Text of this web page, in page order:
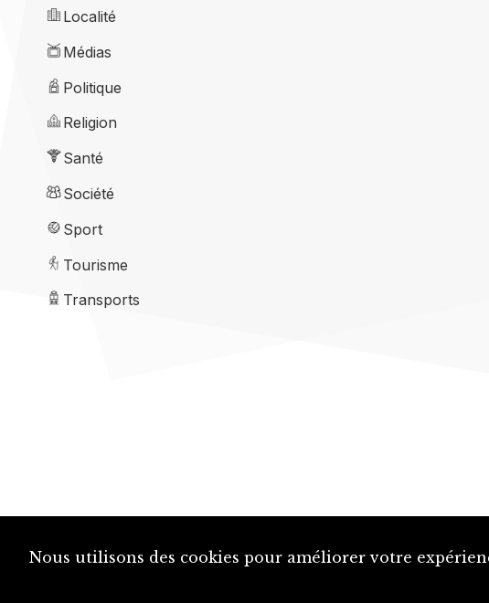
Localité
Médias
Politique
Religion
Santé
Société
Sport
Tourisme
Transports
Nous utilisons des cookies pour améliorer votre